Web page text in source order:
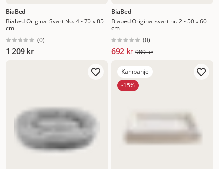
BiaBed
Biabed Original Svart No. 4 - 70 x 85
cm
(0)
1 209 kr
BiaBed
Biabed Original svart nr. 2 - 50 x 60
cm
(0)
692 kr 989 kr
Kampanje
-15%